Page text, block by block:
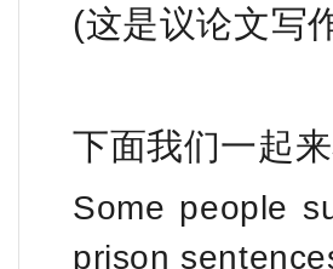
(这是议论文写
下面我们一起
Some people
prison